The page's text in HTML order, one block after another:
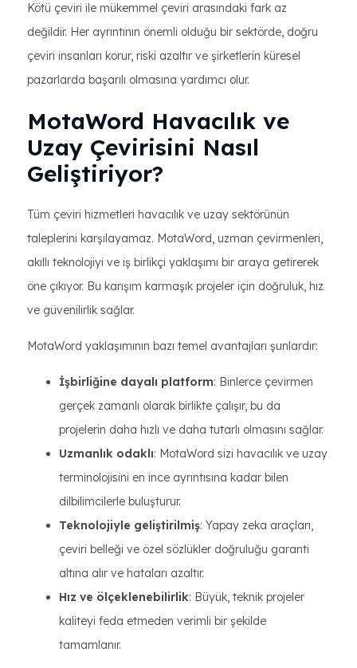
Kötü çeviri ile mükemmel çeviri arasındaki fark az
değildir. Her ayrıntının önemli olduğu bir sektörde, doğru
çeviri insanları korur, riski azaltır ve şirketlerin küresel
pazarlarda başarılı olmasına yardımcı olur.
MotaWord Havacılık ve
Uzay Çevirisini Nasıl
Geliştiriyor?
Tüm çeviri hizmetleri havacılık ve uzay sektörünün
taleplerini karşılayamaz. MotaWord, uzman çevirmenleri,
akıllı teknolojiyi ve iş birlikçi yaklaşımı bir araya getirerek
öne çıkıyor. Bu karışım karmaşık projeler için doğruluk, hız
ve güvenilirlik sağlar.
MotaWord yaklaşımının bazı temel avantajları şunlardır:
İşbirliğine dayalı platform: Binlerce çevirmen
gerçek zamanlı olarak birlikte çalışır, bu da
projelerin daha hızlı ve daha tutarlı olmasını sağlar.
Uzmanlık odaklı: MotaWord sizi havacılık ve uzay
terminolojisini en ince ayrıntısına kadar bilen
dilbilimcilerle buluşturur.
Teknolojiyle geliştirilmiş: Yapay zeka araçları,
çeviri belleği ve özel sözlükler doğruluğu garanti
altına alır ve hataları azaltır.
Hız ve ölçeklenebilirlik: Büyük, teknik projeler
kaliteyi feda etmeden verimli bir şekilde
tamamlanır.